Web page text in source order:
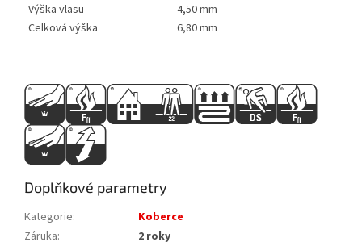
Výška vlasu
4,50 mm
Celková výška
6,80 mm
Doplňkové parametry
Kategorie:
Koberce
Záruka:
2 roky